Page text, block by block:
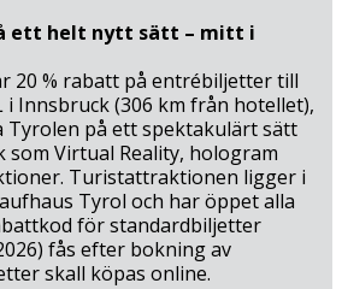
får du en semester där
aktiv upplevelse och naturskönt
balans. Oavsett om du vill simma i
eller i poolen, koppla av i
i bergen, cykla längs floden
historia, lovar hotellet en
för avkoppling, närvaro och
ett helt nytt sätt – mitt i
20 % rabatt på entrébiljetter till
i Innsbruck (306 km från hotellet),
Tyrolen på ett spektakulärt sätt
som Virtual Reality, hologram
Turistattraktionen ligger i
Tyrol och har öppet alla
för standardbiljetter
fås efter bokning av
skall köpas online.